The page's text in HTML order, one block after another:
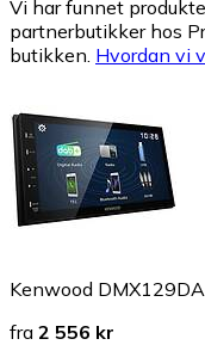
Vi har funnet
partnerbutikker hos
butikken. Hvordan vi
Kenwood
fra 2 556 kr